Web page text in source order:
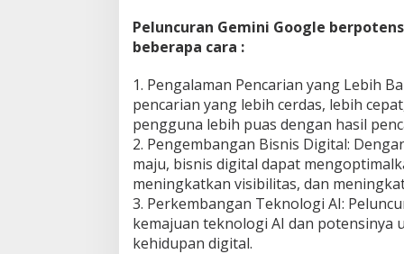
Peluncuran Gemini Google
beberapa cara :
1. Pengalaman Pencarian yang Lebih
pencarian yang lebih cerdas, lebih
pengguna lebih puas dengan hasil
2. Pengembangan Bisnis Digital:
maju, bisnis digital dapat
meningkatkan visibilitas, dan
3. Perkembangan Teknologi AI:
kemajuan teknologi AI dan potensinya
kehidupan digital.